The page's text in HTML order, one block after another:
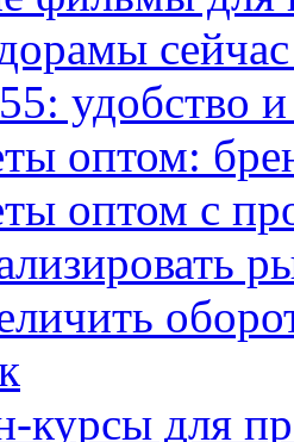
удобство
оптом:
оптом с
курсы для